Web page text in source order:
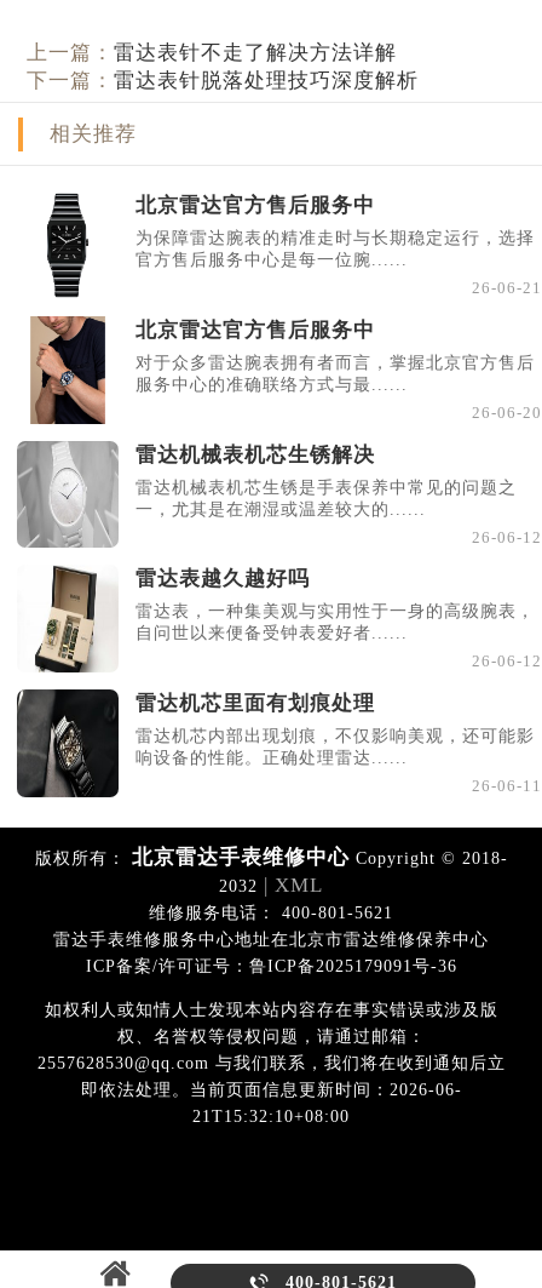
上一篇：雷达表针不走了解决方法详解
下一篇：雷达表针脱落处理技巧深度解析
相关推荐
北京雷达官方售后服务中
为保障雷达腕表的精准走时与长期稳定运行，选择
官方售后服务中心是每一位腕......
26-06-21
北京雷达官方售后服务中
对于众多雷达腕表拥有者而言，掌握北京官方售后
服务中心的准确联络方式与最......
26-06-20
雷达机械表机芯生锈解决
雷达机械表机芯生锈是手表保养中常见的问题之
一，尤其是在潮湿或温差较大的......
26-06-12
雷达表越久越好吗
雷达表，一种集美观与实用性于一身的高级腕表，
自问世以来便备受钟表爱好者......
26-06-12
雷达机芯里面有划痕处理
雷达机芯内部出现划痕，不仅影响美观，还可能影
响设备的性能。正确处理雷达......
26-06-11
版权所有： 北京雷达手表维修中心Copyright © 2018-
2032
| XML
维修服务电话： 400-801-5621
雷达手表维修服务中心地址在北京市雷达维修保养中心
ICP备案/许可证号：鲁ICP备2025179091号-36
如权利人或知情人士发现本站内容存在事实错误或涉及版
权、名誉权等侵权问题，请通过邮箱：
2557628530@qq.com 与我们联系，我们将在收到通知后立
即依法处理。当前页面信息更新时间：2026-06-
21T15:32:10+08:00
 400-801-5621